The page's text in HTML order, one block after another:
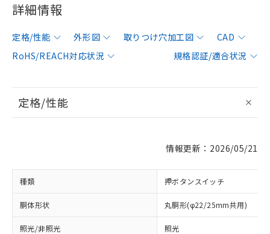
詳細情報
定格/性能 外形図 取りつけ穴加工図
CAD
RoHS/REACH対応状況
規格認証/適合状況
定格/性能
情報更新：2026/05/21
種類 押ボタンスイッチ
胴体形状 丸胴形(φ22/25mm共用)
照光/非照光 照光